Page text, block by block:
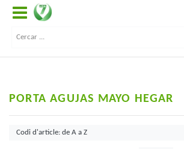
PORTA AGUJAS MAYO HEGAR